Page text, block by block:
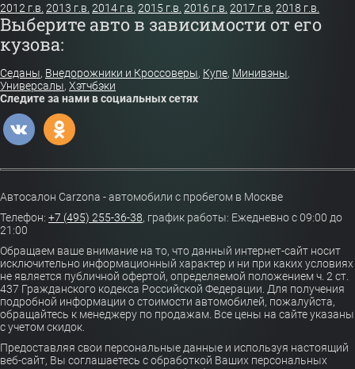
2012 г.в. 2013 г.в. 2014 г.в. 2015 г.в. 2016 г.в. 2017 г.в. 2018 г.в.
Выберите авто в зависимости от его
кузова:
Седаны, Внедорожники и Кроссоверы, Купе, Минивэны,
Универсалы, Хэтчбэки
Следите за нами в социальных сетях
Автосалон Carzona - автомобили с пробегом в Москве
Телефон: +7 (495) 255-36-38, график работы: Ежедневно с 09:00 до
21:00
Обращаем ваше внимание на то, что данный интернет-сайт носит
исключительно информационный характер и ни при каких условиях
не является публичной офертой, определяемой положением ч. 2 ст.
437 Гражданского кодекса Российской Федерации. Для получения
подробной информации о стоимости автомобилей, пожалуйста,
обращайтесь к менеджеру по продажам. Все цены на сайте указаны
с учетом скидок.
Предоставляя свои персональные данные и используя настоящий
веб-сайт, Вы соглашаетесь с обработкой Ваших персональных